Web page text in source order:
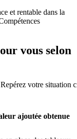
et rentable dans la
vous selon
votre situation
ajoutée obtenue